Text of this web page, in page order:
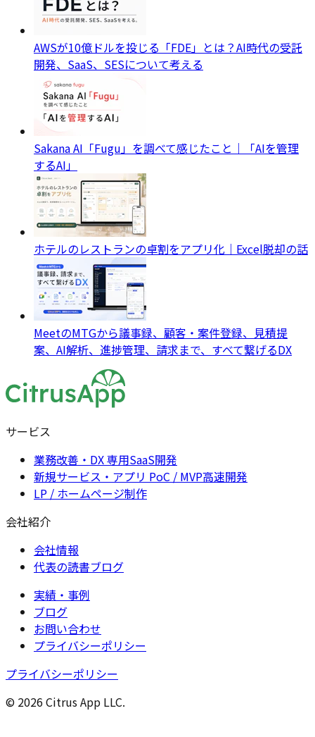
AWSが10億ドルを投じる「FDE」とは？AI時代の受託
開発、SaaS、SESについて考える
Sakana AI「Fugu」を調べて感じたこと｜「AIを管理
するAI」
ホテルのレストランの卓割をアプリ化｜Excel脱却の話
MeetのMTGから議事録、顧客・案件登録、見積提
案、AI解析、進捗管理、請求まで、すべて繋げるDX
サービス
業務改善・DX 専用SaaS開発
新規サービス・アプリ PoC / MVP高速開発
LP / ホームページ制作
会社紹介
会社情報
代表の読書ブログ
実績・事例
ブログ
お問い合わせ
プライバシーポリシー
プライバシーポリシー
© 2026 Citrus App LLC.